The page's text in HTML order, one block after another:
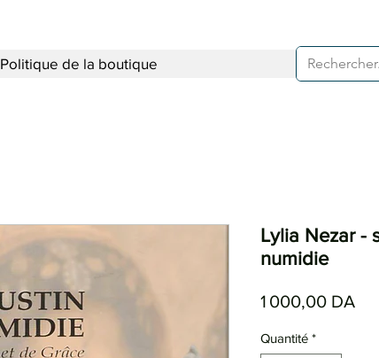
Politique de la boutique
Lylia Nezar -
numidie
1 000,00 DA
Quantité *